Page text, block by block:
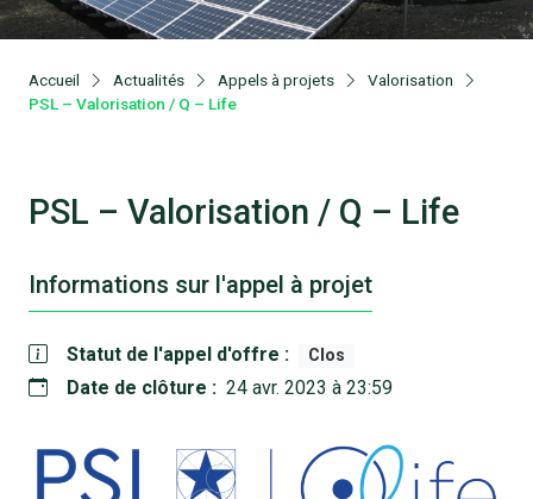
Accueil Actualités Appels à projets
Valorisation
PSL – Valorisation / Q – Life
PSL – Valorisation / Q – Life
Informations sur l'appel à projet
Statut de l'appel d'offre : Clos
Date de clôture : 24 avr. 2023 à 23:59